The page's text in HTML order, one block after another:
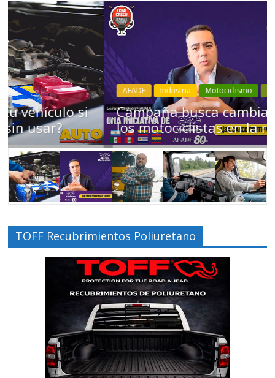
AEADE Industria Motociclismo Motos Movilidad
Campaña busca cambiar destino de
los motociclistas en la región
TOFF Recubrimientos Poliuretano